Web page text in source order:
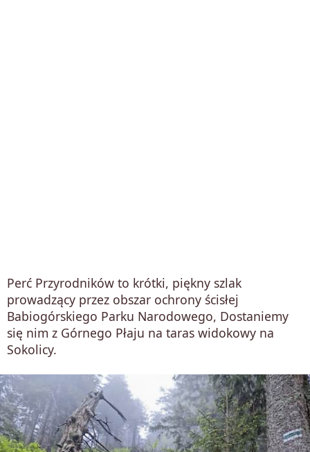
Perć Przyrodników to krótki, piękny szlak
prowadzący przez obszar ochrony ścisłej
Babiogórskiego Parku Narodowego, Dostaniemy
się nim z Górnego Płaju na taras widokowy na
Sokolicy.